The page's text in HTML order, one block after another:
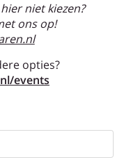
niet kiezen?
ons op!
opties?
events